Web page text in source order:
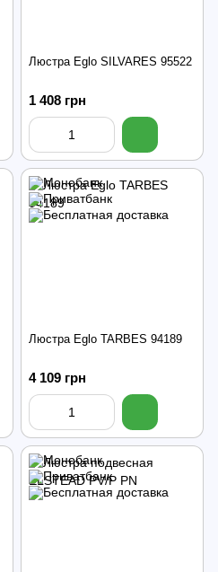
Люстра Eglo SILVARES 95522
1 408 грн
Люстра Eglo TARBES 94189
4 109 грн